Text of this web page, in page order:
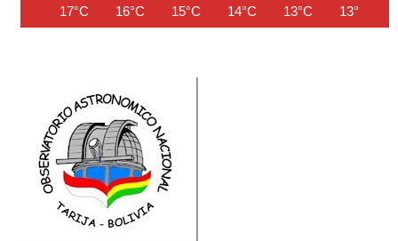
17°C 16°C 15°C 14°C 13°C 13°C